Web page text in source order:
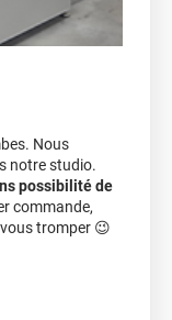
Nous
notre studio.
possibilité de
commande,
tromper 😉